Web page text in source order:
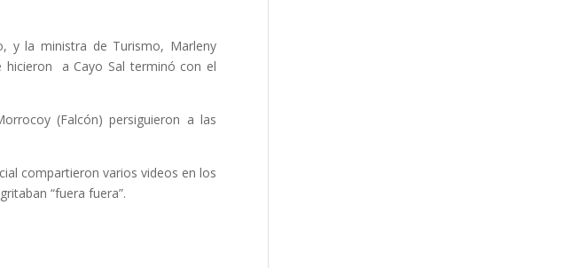
y la ministra de Turismo, Marleny
hicieron a Cayo Sal terminó con el
(Falcón) persiguieron a las
compartieron varios videos en los
“fuera fuera”.